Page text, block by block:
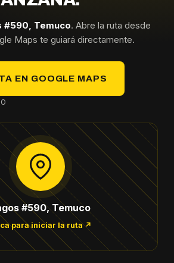
#590, Temuco. Abre la ruta desde
Maps te guiará directamente.
EN GOOGLE MAPS
#590, Temuco
para iniciar la ruta ↗